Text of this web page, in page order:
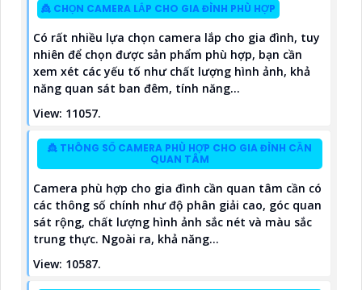
👸 CHỌN CAMERA LẮP CHO GIA ĐÌNH PHÙ HỢP
Có rất nhiều lựa chọn camera lắp cho gia đình, tuy
nhiên để chọn được sản phẩm phù hợp, bạn cần
xem xét các yếu tố như chất lượng hình ảnh, khả
năng quan sát ban đêm, tính năng...
View: 11057.
👸 THÔNG SỐ CAMERA PHÙ HỢP CHO GIA ĐÌNH CẦN
QUAN TÂM
Camera phù hợp cho gia đình cần quan tâm cần có
các thông số chính như độ phân giải cao, góc quan
sát rộng, chất lượng hình ảnh sắc nét và màu sắc
trung thực. Ngoài ra, khả năng...
View: 10587.